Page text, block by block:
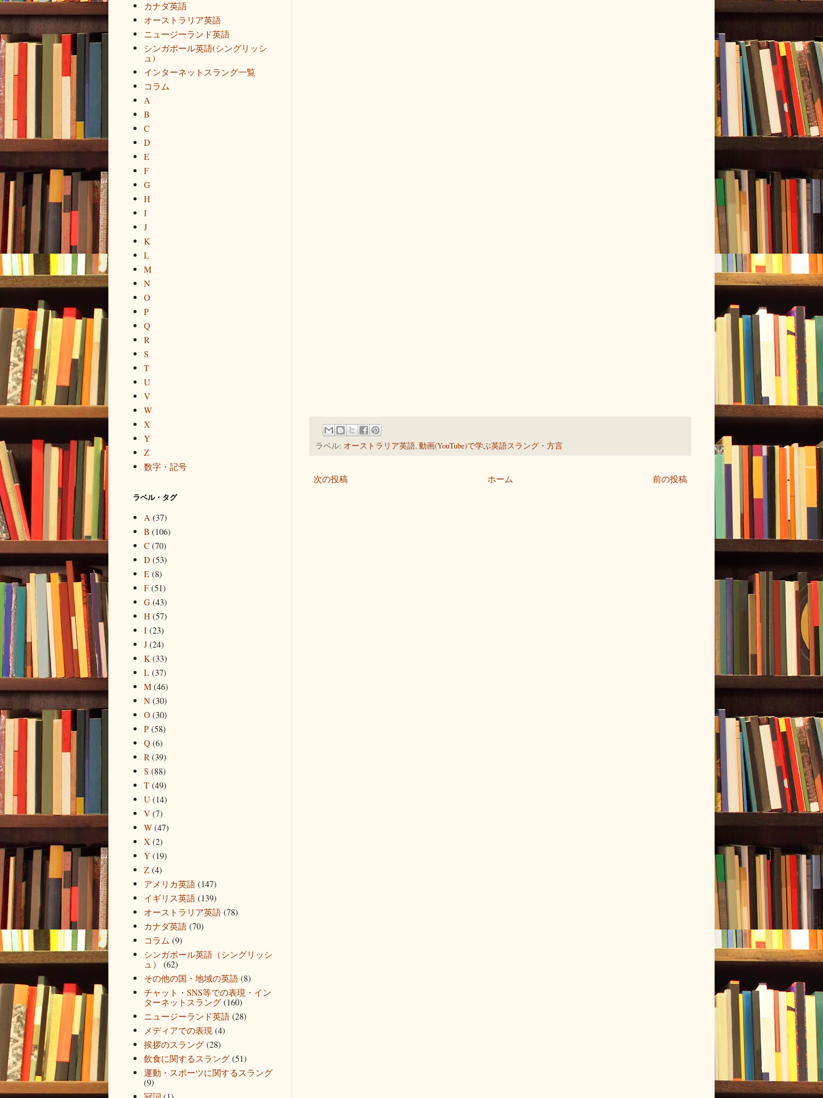
ラベル: オーストラリア英語,動画(YouTube)で学ぶ英語スラング・方言
次の投稿 前の投稿
ホーム
カナダ英語
オーストラリア英語
ニュージーランド英語
シンガポール英語(シングリッシ
ュ)
インターネットスラング一覧
コラム
A
B
C
D
E
F
G
H
I
J
K
L
M
N
O
P
Q
R
S
T
U
V
W
X
Y
Z
数字・記号
ラベル・タグ
A (37)
B (106)
C (70)
D (53)
E (8)
F (51)
G (43)
H (57)
I (23)
J (24)
K (33)
L (37)
M (46)
N (30)
O (30)
P (58)
Q (6)
R (39)
S (88)
T (49)
U (14)
V (7)
W (47)
X (2)
Y (19)
Z (4)
アメリカ英語 (147)
イギリス英語 (139)
オーストラリア英語 (78)
カナダ英語 (70)
コラム (9)
シンガポール英語（シングリッシ
ュ）
(62)
その他の国・地域の英語 (8)
チャット・SNS等での表現・イン
ターネットスラング (160)
ニュージーランド英語 (28)
メディアでの表現 (4)
挨拶のスラング (28)
飲食に関するスラング (51)
運動・スポーツに関するスラング
(9)